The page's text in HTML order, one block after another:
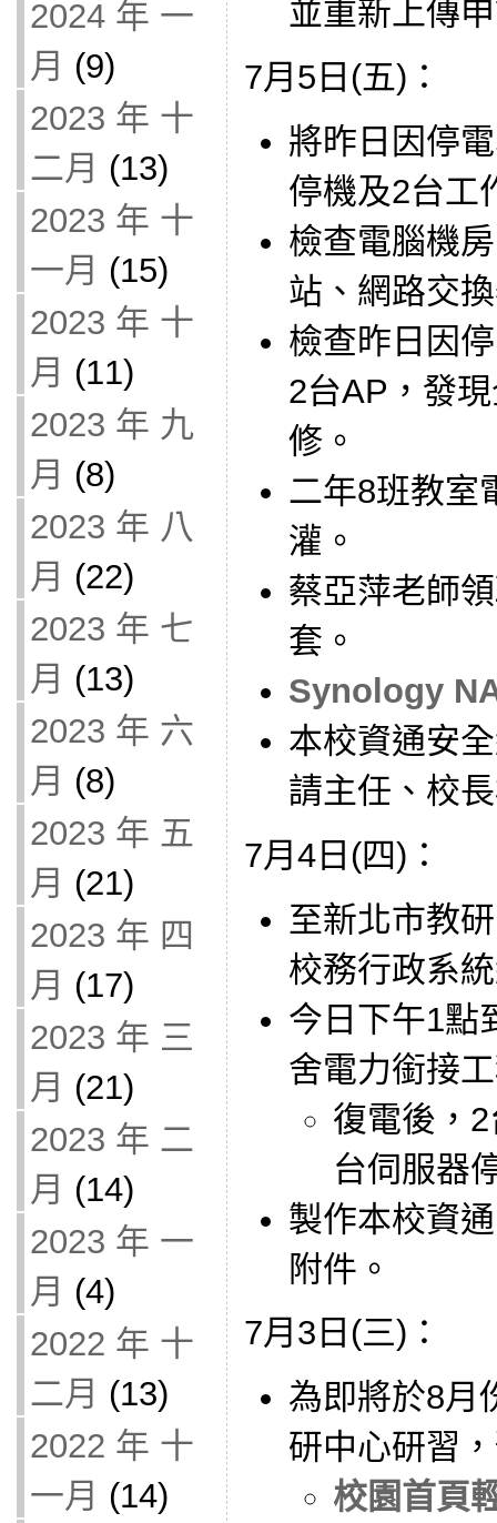
2024 年 一
月 (9)
2023 年 十
二月 (13)
2023 年 十
一月 (15)
2023 年 十
月 (11)
2023 年 九
月 (8)
2023 年 八
月 (22)
2023 年 七
月 (13)
2023 年 六
月 (8)
2023 年 五
月 (21)
2023 年 四
月 (17)
2023 年 三
月 (21)
2023 年 二
月 (14)
2023 年 一
月 (4)
2022 年 十
二月 (13)
2022 年 十
一月 (14)
並重新上傳
7月5日(五)：
將昨日因停
停機及2台工
檢查電腦機
站、網路交
檢查昨日因
2台AP，發
修。
二年8班教室
灌。
蔡亞萍老師
套。
Synology
本校資通安
請主任、校
7月4日(四)：
至新北市教
校務行政系
今日下午1點
舍電力銜接
復電後，
台伺服器
製作本校資
附件。
7月3日(三)：
為即將於8月
研中心研習
校園首頁